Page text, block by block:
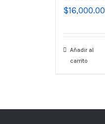
$16,000.00
Añadir al
carrito